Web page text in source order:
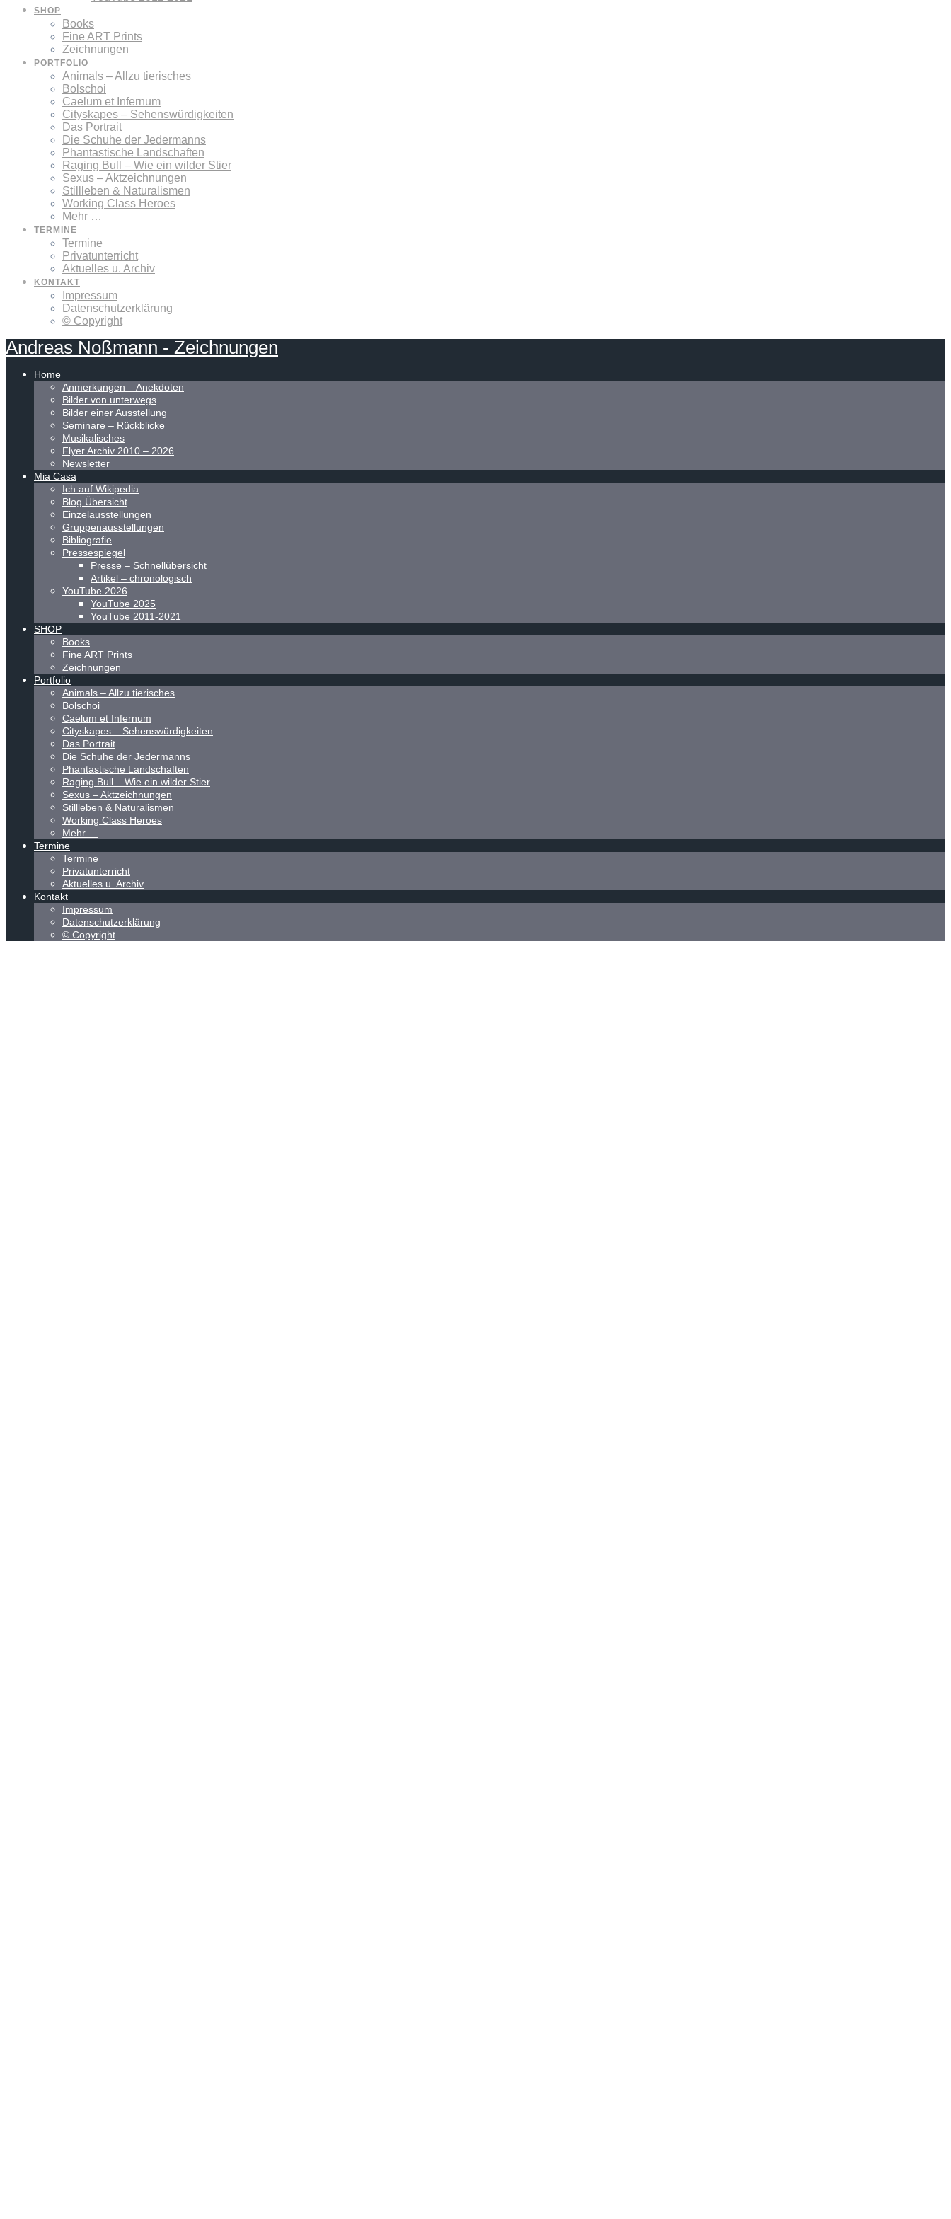
SHOP
Books
Fine ART Prints
Zeichnungen
PORTFOLIO
Animals – Allzu tierisches
Bolschoi
Caelum et Infernum
Cityskapes – Sehenswürdigkeiten
Das Portrait
Die Schuhe der Jedermanns
Phantastische Landschaften
Raging Bull – Wie ein wilder Stier
Sexus – Aktzeichnungen
Stillleben & Naturalismen
Working Class Heroes
Mehr …
TERMINE
Termine
Privatunterricht
Aktuelles u. Archiv
KONTAKT
Impressum
Datenschutzerklärung
© Copyright
Andreas Noßmann - Zeichnungen
Home
Anmerkungen – Anekdoten
Bilder von unterwegs
Bilder einer Ausstellung
Seminare – Rückblicke
Musikalisches
Flyer Archiv 2010 – 2026
Newsletter
Mia Casa
Ich auf Wikipedia
Blog Übersicht
Einzelausstellungen
Gruppenausstellungen
Bibliografie
Pressespiegel
Presse – Schnellübersicht
Artikel – chronologisch
YouTube 2026
YouTube 2025
YouTube 2011-2021
SHOP
Books
Fine ART Prints
Zeichnungen
Portfolio
Animals – Allzu tierisches
Bolschoi
Caelum et Infernum
Cityskapes – Sehenswürdigkeiten
Das Portrait
Die Schuhe der Jedermanns
Phantastische Landschaften
Raging Bull – Wie ein wilder Stier
Sexus – Aktzeichnungen
Stillleben & Naturalismen
Working Class Heroes
Mehr …
Termine
Termine
Privatunterricht
Aktuelles u. Archiv
Kontakt
Impressum
Datenschutzerklärung
© Copyright